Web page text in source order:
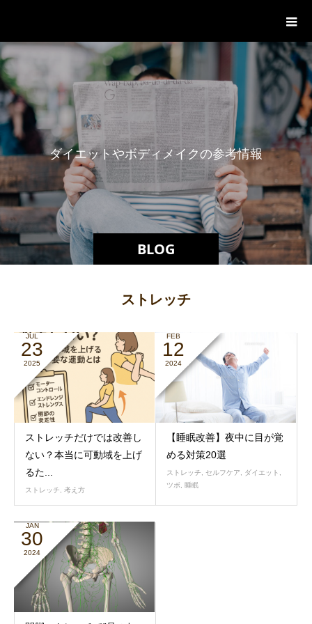
BLOG
ダイエットやボディメイクの参考情報
ストレッチ
JUL
23
2025
ストレッチだけでは改善し
ない？本当に可動域を上げ
るた...
ストレッチ 考え方
FEB
12
2024
【睡眠改善】夜中に目が覚
める対策20選
ストレッチ セルフケア ダイエット
ツボ
睡眠
JAN
30
2024